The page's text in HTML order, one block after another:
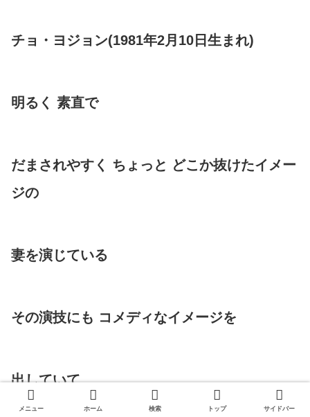
チョ・ヨジョン(1981年2月10日生まれ)
明るく 素直で
だまされやすく ちょっと どこか抜けたイメー
ジの
妻を演じている
その演技にも コメディなイメージを
出していて
メニュー ホーム 検索 トップ サイドバー